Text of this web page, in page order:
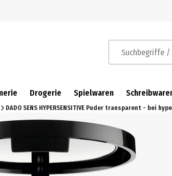
Suchbegriffe /
Drogerie Spielwaren
DADO SENS HYPERSENSITIVE Puder transparent - bei